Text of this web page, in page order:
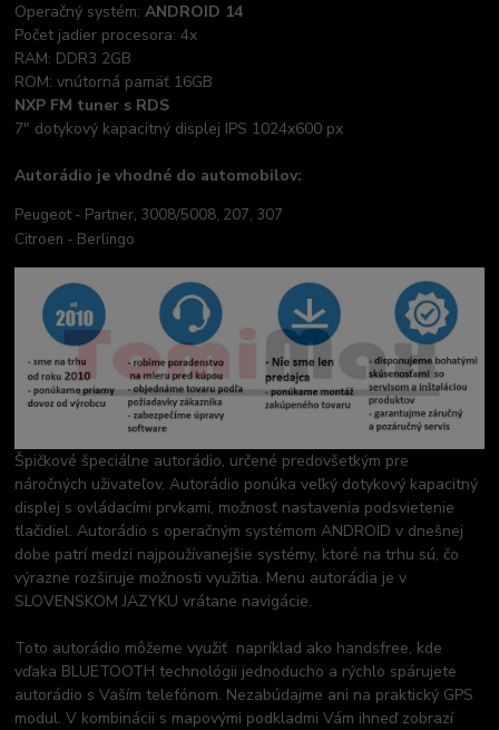
Operačný systém:ANDROID 14
Počet jadier procesora: 4x
RAM: DDR3 2GB
ROM: vnútorná pamäť 16GB
NXP FM tuner s RDS
7" dotykový kapacitný displej IPS 1024x600 px
Autorádio je vhodné do automobilov:
Peugeot - Partner, 3008/5008, 207, 307
Citroen - Berlingo
Špičkové špeciálne autorádio, určené predovšetkým pre
náročných uživateľov. Autorádio ponúka veľký dotykový kapacitný
displej s ovládacími prvkami, možnosť nastavenia podsvietenie
tlačidiel. Autorádio s operačným systémom ANDROID v dnešnej
dobe patrí medzi najpoužívanejšie systémy, ktoré na trhu sú, čo
výrazne rozširuje možnosti využitia. Menu autorádia je v
SLOVENSKOM JAZYKU vrátane navigácie.
Toto autorádio môžeme využiť napríklad ako handsfree, kde
vďaka BLUETOOTH technológii jednoducho a rýchlo spárujete
autorádio s Vaším telefónom. Nezabúdajme ani na praktický GPS
modul. V kombinácii s mapovými podkladmi Vám ihneď zobrazí